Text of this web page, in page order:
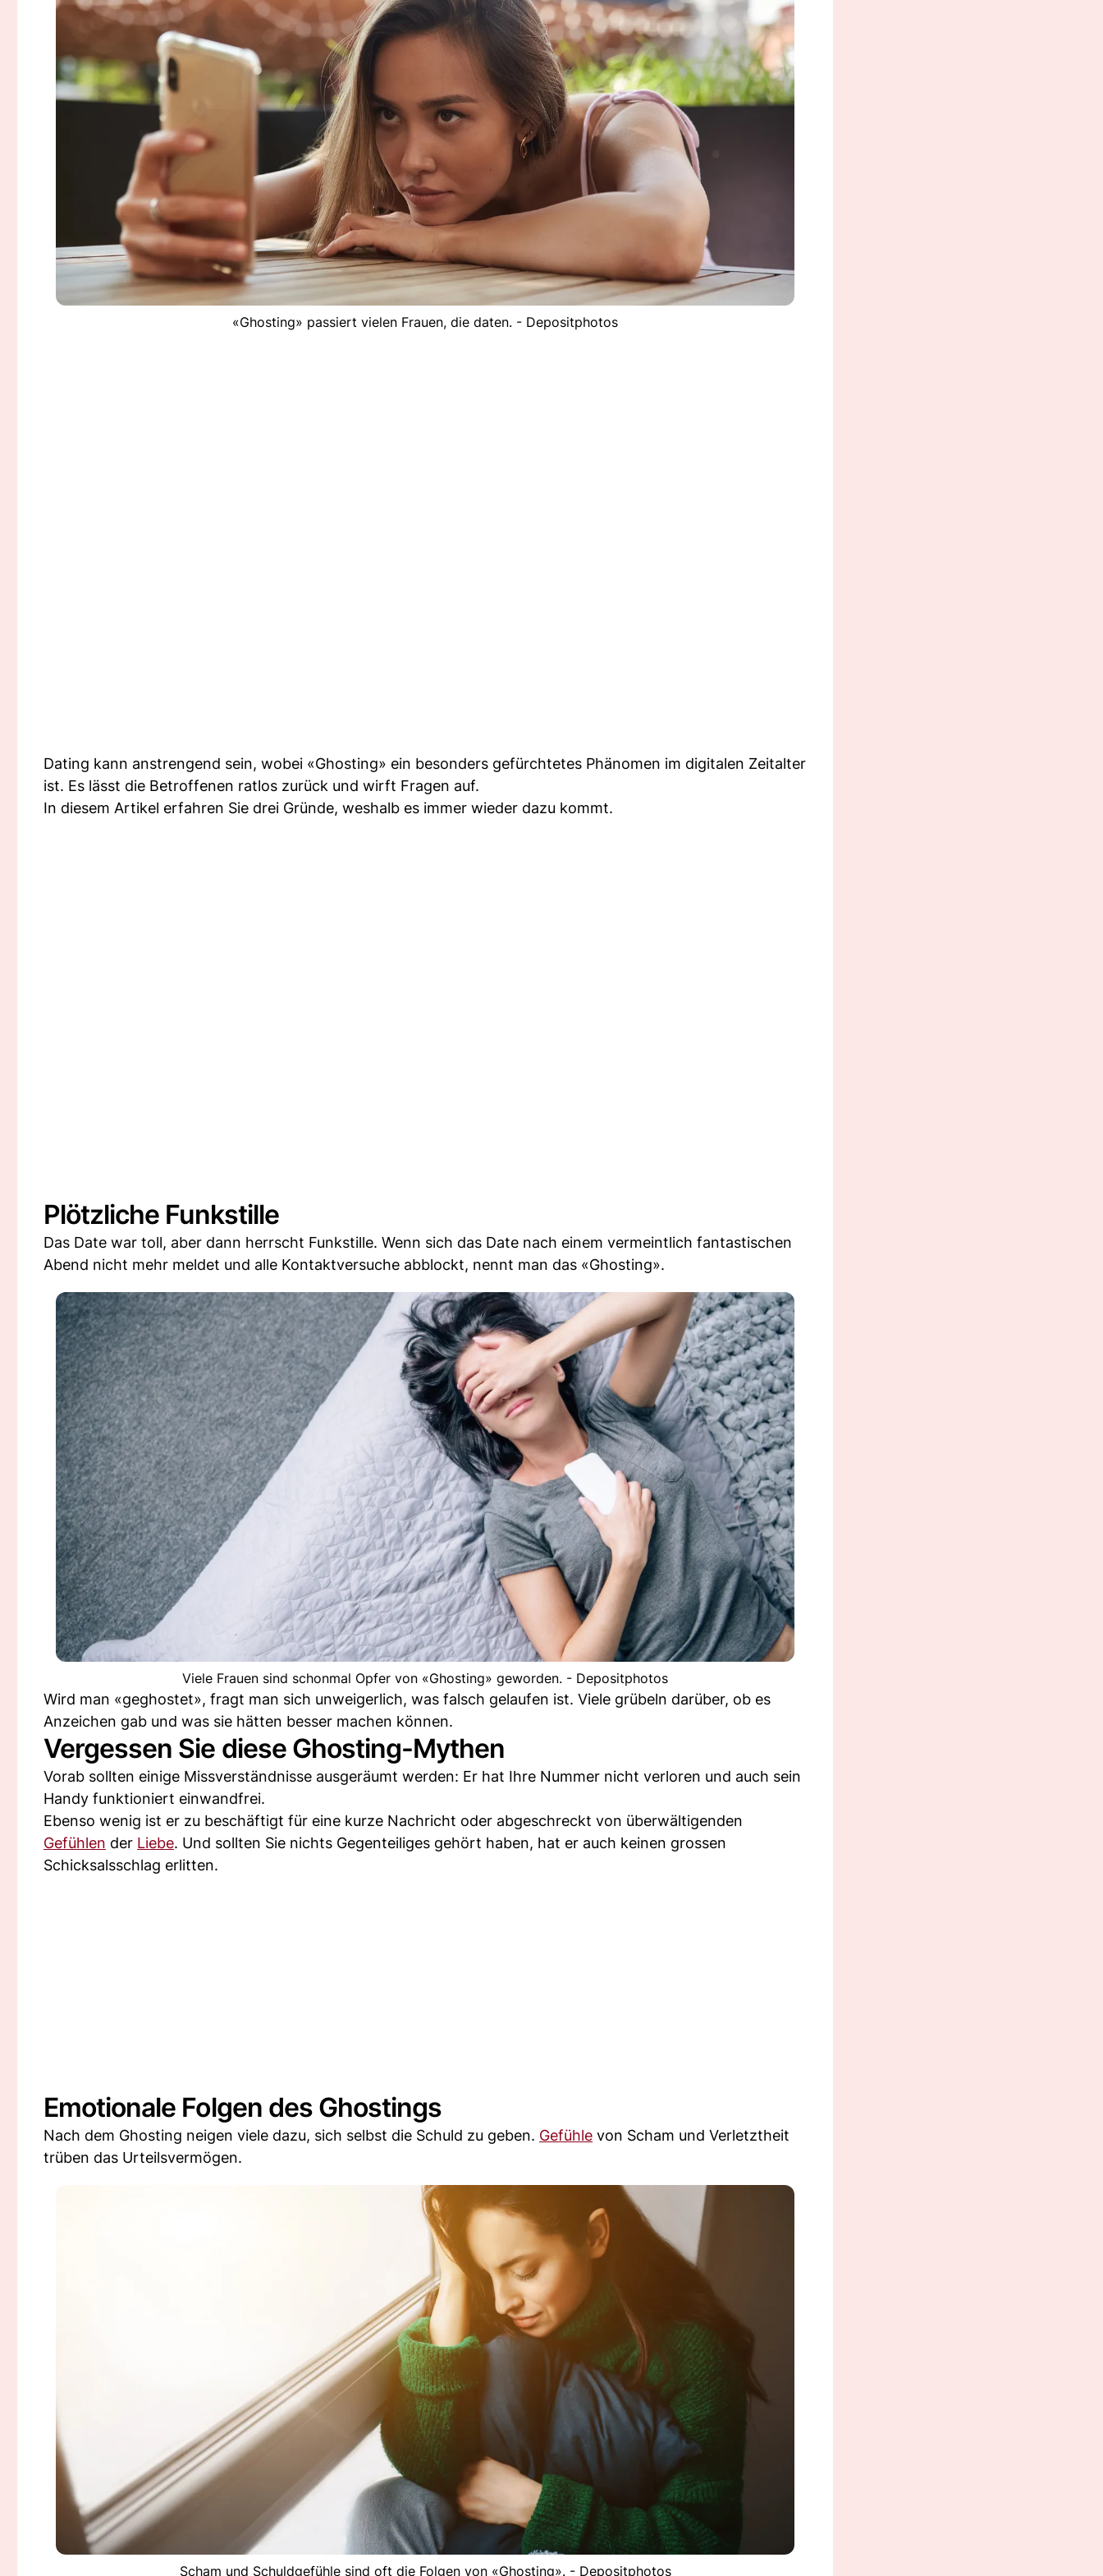
«Ghosting» passiert vielen Frauen, die daten. - Depositphotos
Dating kann anstrengend sein, wobei «Ghosting» ein besonders gefürchtetes Phänomen im digitalen Zeitalter
ist. Es lässt die Betroffenen ratlos zurück und wirft Fragen auf.
In diesem Artikel erfahren Sie drei Gründe, weshalb es immer wieder dazu kommt.
Plötzliche Funkstille
Das Date war toll, aber dann herrscht Funkstille. Wenn sich das Date nach einem vermeintlich fantastischen
Abend nicht mehr meldet und alle Kontaktversuche abblockt, nennt man das «Ghosting».
Viele Frauen sind schonmal Opfer von «Ghosting» geworden. - Depositphotos
Wird man «geghostet», fragt man sich unweigerlich, was falsch gelaufen ist. Viele grübeln darüber, ob es
Anzeichen gab und was sie hätten besser machen können.
Vergessen Sie diese Ghosting-Mythen
Vorab sollten einige Missverständnisse ausgeräumt werden: Er hat Ihre Nummer nicht verloren und auch sein
Handy funktioniert einwandfrei.
Ebenso wenig ist er zu beschäftigt für eine kurze Nachricht oder abgeschreckt von überwältigenden
Gefühlen der Liebe. Und sollten Sie nichts Gegenteiliges gehört haben, hat er auch keinen grossen
Schicksalsschlag erlitten.
Emotionale Folgen des Ghostings
Nach dem Ghosting neigen viele dazu, sich selbst die Schuld zu geben. Gefühle von Scham und Verletztheit
trüben das Urteilsvermögen.
Scham und Schuldgefühle sind oft die Folgen von «Ghosting». - Depositphotos